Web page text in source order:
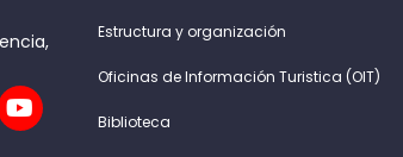
Estructura y organización
Oficinas de Información Turistica (OIT)
Biblioteca